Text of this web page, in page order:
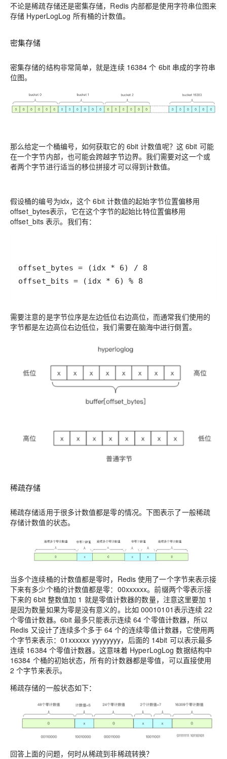
不论是稀疏存储还是密集存储，Redis 内部都是使用字符串位图来
存储 HyperLogLog 所有桶的计数值。
密集存储
密集存储的结构非常简单，就是连续 16384 个 6bit 串成的字符串
位图。
那么给定一个桶编号，如何获取它的 6bit 计数值呢？这 6bit 可能
在一个字节内部，也可能会跨越字节边界。我们需要对这一个或
者两个字节进行适当的移位拼接才可以得到计数值。
假设桶的编号为idx，这个 6bit 计数值的起始字节位置偏移用
offset_bytes表示，它在这个字节的起始比特位置偏移用
offset_bits 表示。我们有：
需要注意的是字节位序是左边低位右边高位，而通常我们使用的
字节都是左边高位右边低位，我们需要在脑海中进行倒置。
稀疏存储
稀疏存储适用于很多计数值都是零的情况。下图表示了一般稀疏
存储计数值的状态。
当多个连续桶的计数值都是零时，Redis 使用了一个字节来表示接
下来有多少个桶的计数值都是零：00xxxxxx。前缀两个零表示接
下来的 6bit 整数值加 1 就是零值计数器的数量，注意这里要加 1
是因为数量如果为零是没有意义的。比如 00010101表示连续 22
个零值计数器。6bit 最多只能表示连续 64 个零值计数器，所以
Redis 又设计了连续多个多于 64 个的连续零值计数器，它使用两
个字节来表示：01xxxxxx yyyyyyyy，后面的 14bit 可以表示最多
连续 16384 个零值计数器。这意味着 HyperLogLog 数据结构中
16384 个桶的初始状态，所有的计数器都是零值，可以直接使用
2 个字节来表示。
稀疏存储的一般状态如下：
回答上面的问题，何时从稀疏到非稀疏转换？